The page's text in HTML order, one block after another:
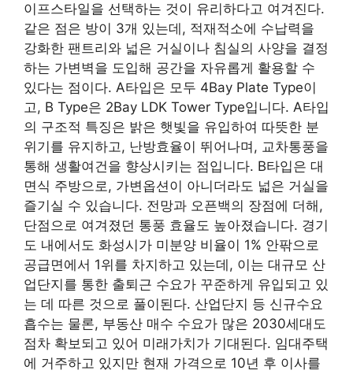
이프스타일을 선택하는 것이 유리하다고 여겨진다.
같은 점은 방이 3개 있는데, 적재적소에 수납력을
강화한 팬트리와 넓은 거실이나 침실의 사양을 결정
하는 가변벽을 도입해 공간을 자유롭게 활용할 수
있다는 점이다. A타입은 모두 4Bay Plate Type이
고, B Type은 2Bay LDK Tower Type입니다. A타입
의 구조적 특징은 밝은 햇빛을 유입하여 따뜻한 분
위기를 유지하고, 난방효율이 뛰어나며, 교차통풍을
통해 생활여건을 향상시키는 점입니다. B타입은 대
면식 주방으로, 가변옵션이 아니더라도 넓은 거실을
즐기실 수 있습니다. 전망과 오픈백의 장점에 더해,
단점으로 여겨졌던 통풍 효율도 높아졌습니다. 경기
도 내에서도 화성시가 미분양 비율이 1% 안팎으로
공급면에서 1위를 차지하고 있는데, 이는 대규모 산
업단지를 통한 출퇴근 수요가 꾸준하게 유입되고 있
는 데 따른 것으로 풀이된다. 산업단지 등 신규수요
흡수는 물론, 부동산 매수 수요가 많은 2030세대도
점차 확보되고 있어 미래가치가 기대된다. 임대주택
에 거주하고 있지만 현재 가격으로 10년 후 이사를